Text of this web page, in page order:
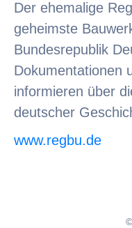
Der ehemalige
geheimste
Bundesrepublik
Dokumentationen
informieren über
deutscher
www.regbu.de